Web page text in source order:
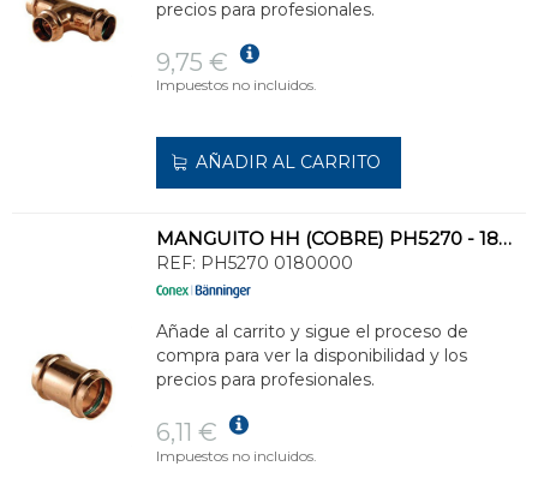
precios para profesionales.
9,75 €
Impuestos no incluidos.
AÑADIR AL CARRITO
MANGUITO HH (COBRE) PH5270 - 18MM
REF: PH5270 0180000
Añade al carrito y sigue el proceso de
compra para ver la disponibilidad y los
precios para profesionales.
6,11 €
Impuestos no incluidos.